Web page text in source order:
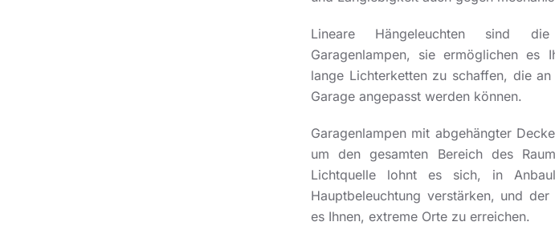
Lineare Hängeleuchten sind
Garagenlampen, sie ermöglichen es
lange Lichterketten zu schaffen, die
Garage angepasst werden können.
Garagenlampen mit abgehängter
um den gesamten Bereich des
Lichtquelle lohnt es sich, in
Hauptbeleuchtung verstärken, und
es Ihnen, extreme Orte zu erreichen.